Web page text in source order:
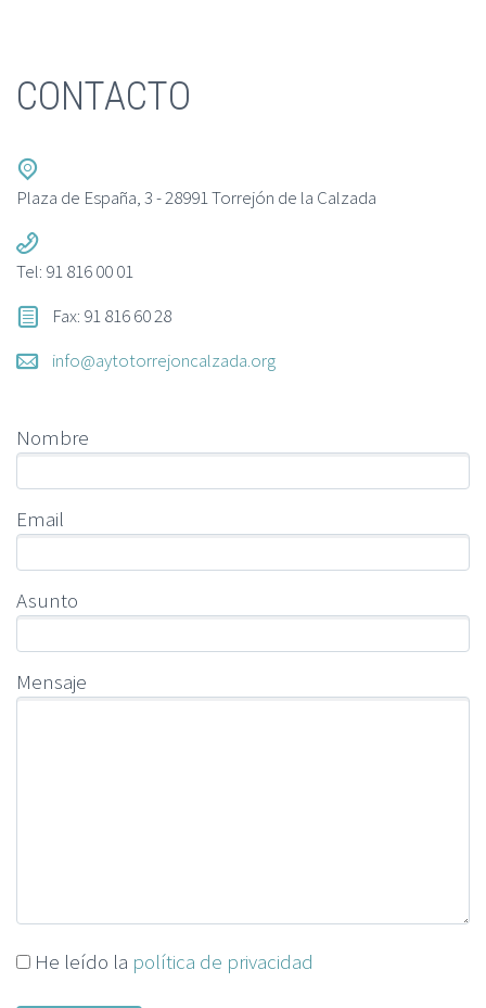
CONTACTO
Plaza de España, 3 - 28991 Torrejón de la Calzada
Tel: 91 816 00 01
Fax: 91 816 60 28
info@aytotorrejoncalzada.org
Nombre
Email
Asunto
Mensaje
He leído la política de privacidad